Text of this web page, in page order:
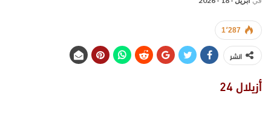
1٬287
انشر
أزيلال 24